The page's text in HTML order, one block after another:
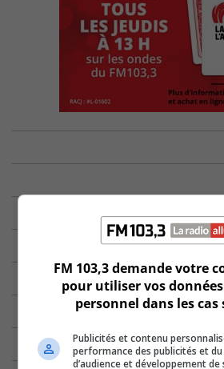
FM 103,3 demande votre
pour utiliser vos
personnel dans les
Publicités et contenu
performance des publicités et
d’audience et développement de